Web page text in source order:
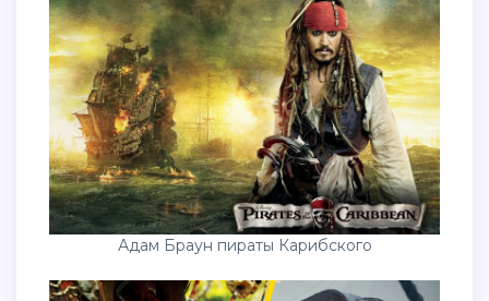
Адам Браун пираты Карибского